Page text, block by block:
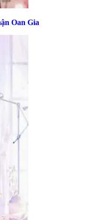
Oan Gia